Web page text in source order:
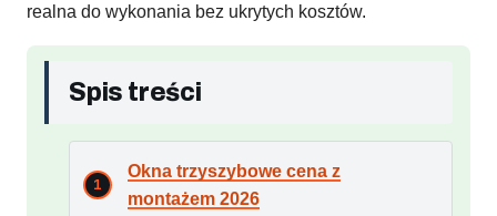
realna do wykonania bez ukrytych kosztów.
Spis treści
Okna trzyszybowe cena z
montażem 2026